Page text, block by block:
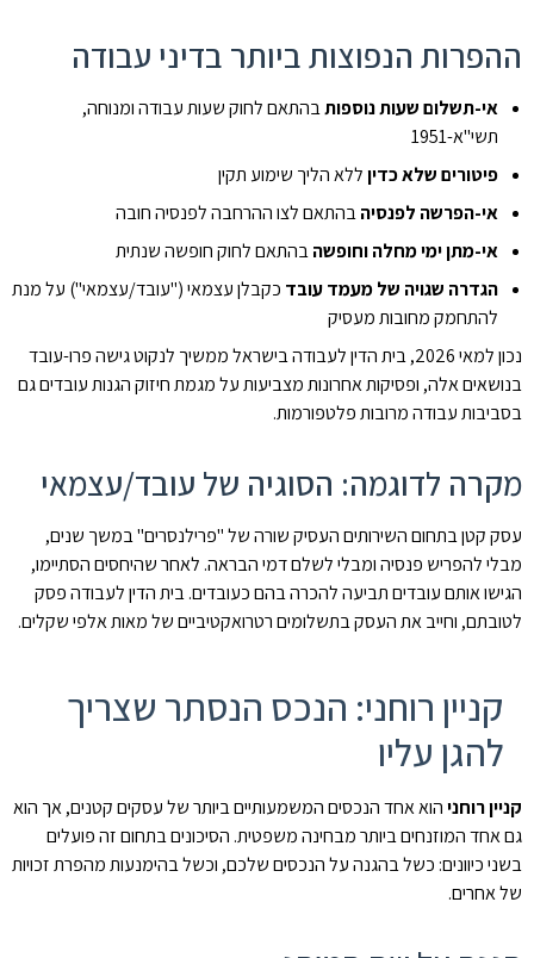
ההפרות הנפוצות ביותר בדיני עבודה
אי-תשלום שעות נוספותבהתאם לחוק שעות עבודה ומנוחה,
תשי"א-1951
פיטורים שלא כדיןללא הליך שימוע תקין
אי-הפרשה לפנסיהבהתאם לצו ההרחבה לפנסיה חובה
אי-מתן ימי מחלה וחופשהבהתאם לחוק חופשה שנתית
הגדרה שגויה של מעמד עובד כקבלן עצמאי ("עובד/עצמאי") על מנת
להתחמק מחובות מעסיק
נכון למאי 2026, בית הדין לעבודה בישראל ממשיך לנקוט גישה פרו-עובד
בנושאים אלה, ופסיקות אחרונות מצביעות על מגמת חיזוק הגנות עובדים גם
בסביבות עבודה מרובות פלטפורמות.
מקרה לדוגמה: הסוגיה של עובד/עצמאי
עסק קטן בתחום השירותים העסיק שורה של "פרילנסרים" במשך שנים,
מבלי להפריש פנסיה ומבלי לשלם דמי הבראה. לאחר שהיחסים הסתיימו,
הגישו אותם עובדים תביעה להכרה בהם כעובדים. בית הדין לעבודה פסק
לטובתם, וחייב את העסק בתשלומים רטרואקטיביים של מאות אלפי שקלים.
קניין רוחני: הנכס הנסתר שצריך
להגן עליו
קניין רוחניהוא אחד הנכסים המשמעותיים ביותר של עסקים קטנים, אך הוא
גם אחד המוזנחים ביותר מבחינה משפטית. הסיכונים בתחום זה פועלים
בשני כיוונים: כשל בהגנה על הנכסים שלכם, וכשל בהימנעות מהפרת זכויות
של אחרים.